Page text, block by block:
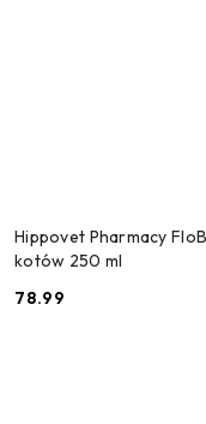
Hippovet Pharmacy
kotów 250 ml
Cena:
78.99